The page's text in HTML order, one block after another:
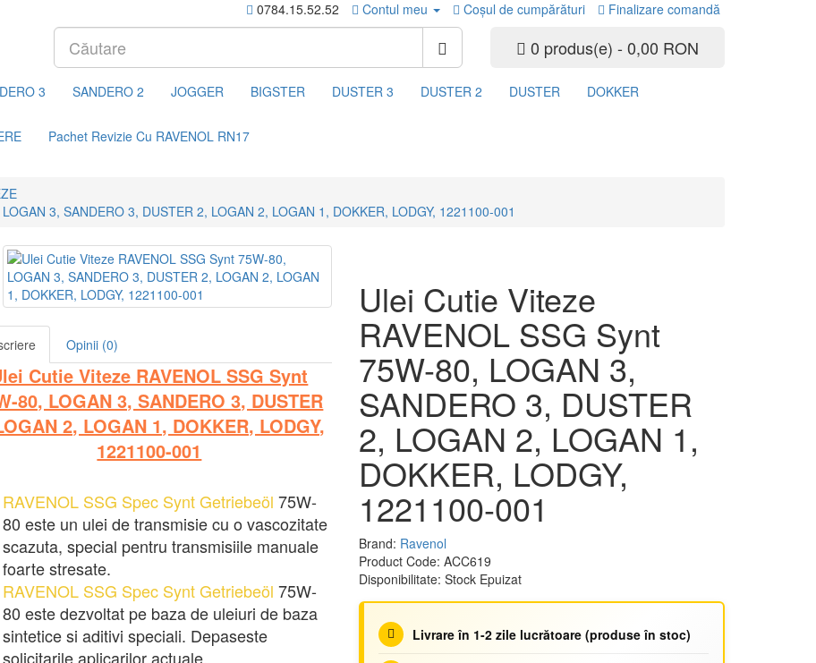
0784.15.52.52 Contul meu Coşul de cumpărături Finalizare comandă
0 produs(e) - 0,00 RON
3 SANDERO 2 JOGGER BIGSTER DUSTER 3 DUSTER 2 DUSTER DOKKER
Pachet Revizie Cu RAVENOL RN17
3, SANDERO 3, DUSTER 2, LOGAN 2, LOGAN 1, DOKKER, LODGY, 1221100-001
Opinii (0)
Cutie Viteze RAVENOL SSG Synt
80, LOGAN 3, SANDERO 3, DUSTER
2, LOGAN 1, DOKKER, LODGY,
1221100-001
RAVENOL SSG Spec Synt Getriebeöl 75W-
80 este un ulei de transmisie cu o vascozitate
scazuta, special pentru transmisiile manuale
foarte stresate.
RAVENOL SSG Spec Synt Getriebeöl 75W-
80 este dezvoltat pe baza de uleiuri de baza
sintetice si aditivi speciali. Depaseste
solicitarile aplicarilor actuale.
Ulei Cutie Viteze
RAVENOL SSG Synt
75W-80, LOGAN 3,
SANDERO 3, DUSTER
2, LOGAN 2, LOGAN 1,
DOKKER, LODGY,
1221100-001
Brand: Ravenol
Product Code: ACC619
Disponibilitate: Stock Epuizat
Livrare în 1-2 zile lucrătoare (produse în stoc)